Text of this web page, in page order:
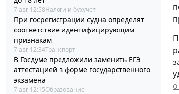
7 авг 12:58Налоги и бухучет
При госрегистрации судна определят
соответствие идентифицирующим
признакам
7 авг 12:34Транспорт
В Госдуме предложили заменить ЕГЭ
аттестацией в форме государственного
экзамена
7 авг 12:15Образование